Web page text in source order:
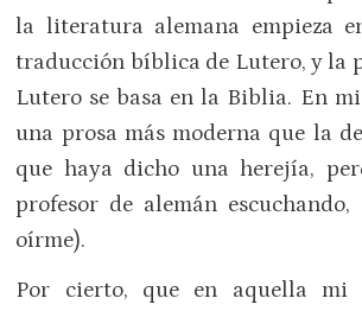
la literatura alemana empieza
traducción bíblica de Lutero, y la
Lutero se basa en la Biblia. En
una prosa más moderna que la
que haya dicho una herejía,
profesor de alemán
oírme).
Por cierto, que en aquella mi